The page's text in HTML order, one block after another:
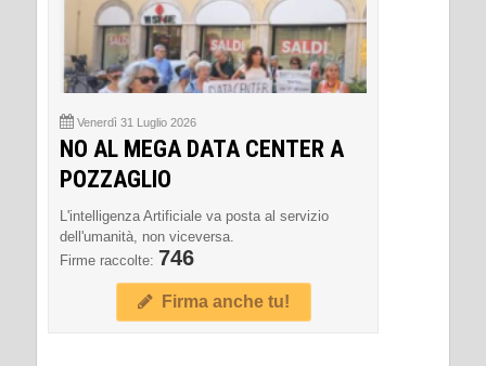
Venerdì 31 Luglio 2026
NO AL MEGA DATA CENTER A
POZZAGLIO
L'intelligenza Artificiale va posta al servizio
dell'umanità, non viceversa.
Firme raccolte: 746
Firma anche tu!